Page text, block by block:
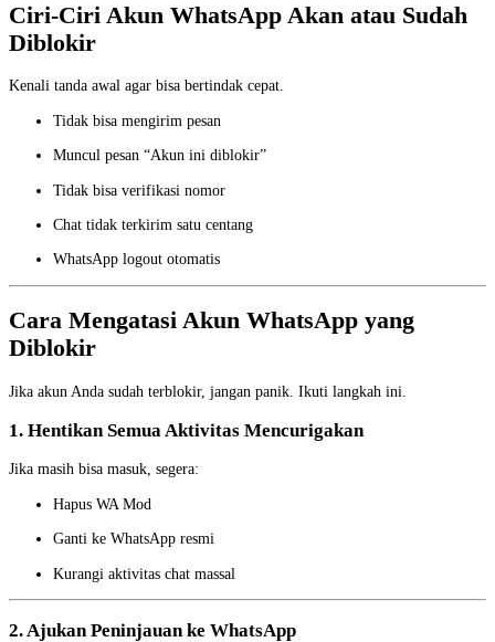
Ciri-Ciri Akun WhatsApp Akan atau Sudah
Diblokir
Kenali tanda awal agar bisa bertindak cepat.
Tidak bisa mengirim pesan
Muncul pesan “Akun ini diblokir”
Tidak bisa verifikasi nomor
Chat tidak terkirim satu centang
WhatsApp logout otomatis
Cara Mengatasi Akun WhatsApp yang
Diblokir
Jika akun Anda sudah terblokir, jangan panik. Ikuti langkah ini.
1. Hentikan Semua Aktivitas Mencurigakan
Jika masih bisa masuk, segera:
Hapus WA Mod
Ganti ke WhatsApp resmi
Kurangi aktivitas chat massal
2. Ajukan Peninjauan ke WhatsApp